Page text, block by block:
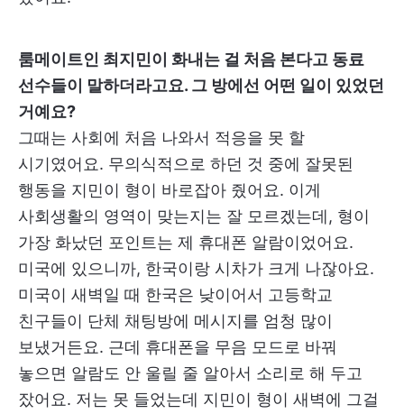
룸메이트인 최지민이 화내는 걸 처음 본다고 동료
선수들이 말하더라고요. 그 방에선 어떤 일이 있었던
거예요?
그때는 사회에 처음 나와서 적응을 못 할
시기였어요. 무의식적으로 하던 것 중에 잘못된
행동을 지민이 형이 바로잡아 줬어요. 이게
사회생활의 영역이 맞는지는 잘 모르겠는데, 형이
가장 화났던 포인트는 제 휴대폰 알람이었어요.
미국에 있으니까, 한국이랑 시차가 크게 나잖아요.
미국이 새벽일 때 한국은 낮이어서 고등학교
친구들이 단체 채팅방에 메시지를 엄청 많이
보냈거든요. 근데 휴대폰을 무음 모드로 바꿔
놓으면 알람도 안 울릴 줄 알아서 소리로 해 두고
잤어요. 저는 못 들었는데 지민이 형이 새벽에 그걸